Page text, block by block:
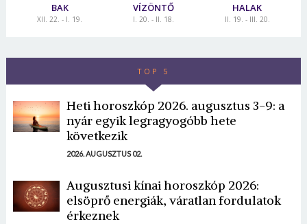
BAK
XII. 22. - I. 19.
VÍZÖNTŐ
I. 20. - II. 18.
HALAK
II. 19. - III. 20.
TOP 5
Heti horoszkóp 2026. augusztus 3-9: a
nyár egyik legragyogóbb hete
következik
2026. AUGUSZTUS 02.
Augusztusi kínai horoszkóp 2026:
elsöprő energiák, váratlan fordulatok
érkeznek